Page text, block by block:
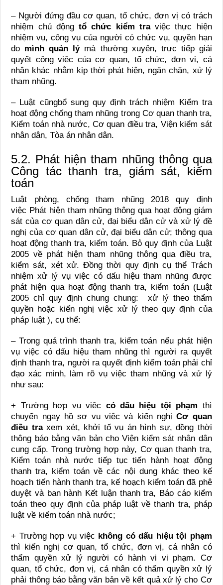
– Người đứng đầu cơ quan, tổ chức, đơn vị có trách
nhiệm chủ độngtổ chức kiểm traviệc thực hiện
nhiệm vụ, công vụ của người có chức vụ, quyền hạn
do mình quản lýmà thường xuyên, trực tiếp giải
quyết công việc của cơ quan, tổ chức, đơn vị, cá
nhân khác nhằm kịp thời phát hiện, ngăn chặn, xử lý
tham nhũng.
– Luật cũngbổ sung quy định trách nhiệm Kiểm tra
hoạt động chống tham nhũng trong Cơ quan thanh tra,
Kiểm toán nhà nước, Cơ quan điều tra, Viện kiểm sát
nhân dân, Tòa án nhân dân.
5.2. Phát hiện tham nhũng thông qua
Công tác thanh tra, giám sát, kiểm
toán
Luật phòng, chống tham nhũng 2018 quy định
việc Phát hiện tham nhũng thông qua hoạt động giám
sát của cơ quan dân cử, đại biểu dân cử và xử lý đề
nghị của cơ quan dân cử, đại biểu dân cử; thông qua
hoạt động thanh tra, kiểm toán. Bỏ quy định của Luật
2005 về phát hiện tham nhũng thông qua điều tra,
kiểm sát, xét xử. Đồng thời quy định cụ thể Trách
nhiệm xử lý vụ việc có dấu hiệu tham nhũng được
phát hiện qua hoạt động thanh tra, kiểm toán (Luật
2005 chỉ quy định chung chung: xử lý theo thẩm
quyền hoặc kiến nghị việc xử lý theo quy định của
pháp luật ), cụ thể:
– Trong quá trình thanh tra, kiểm toán nếu phát hiện
vụ việc có dấu hiệu tham nhũng thì người ra quyết
định thanh tra, người ra quyết định kiểm toán phải chỉ
đạo xác minh, làm rõ vụ việc tham nhũng và xử lý
như sau:
+ Trường hợp vụ việc có dấu hiệu tội phạm thì
chuyển ngay hồ sơ vụ việc và kiến nghị Cơ quan
điều traxem xét, khởi tố vụ án hình sự, đồng thời
thông báo bằng văn bản cho Viện kiểm sát nhân dân
cung cấp. Trong trường hợp này, Cơ quan thanh tra,
Kiểm toán nhà nước tiếp tục tiến hành hoạt động
thanh tra, kiểm toán về các nội dung khác theo kế
hoạch tiến hành thanh tra, kế hoạch kiểm toán đã phê
duyệt và ban hành Kết luận thanh tra, Báo cáo kiểm
toán theo quy định của pháp luật về thanh tra, pháp
luật về kiểm toán nhà nước;
+ Trường hợp vụ việc không có dấu hiệu tội phạm
thì kiến nghị cơ quan, tổ chức, đơn vị, cá nhân có
thẩm quyền xử lý người có hành vi vi phạm. Cơ
quan, tổ chức, đơn vị, cá nhân có thẩm quyền xử lý
phải thông báo bằng văn bản về kết quả xử lý cho Cơ